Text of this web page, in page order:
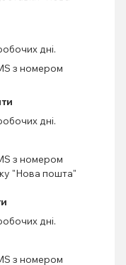
дні.
з номером
дні.
з номером
"Нова пошта"
дні.
з номером